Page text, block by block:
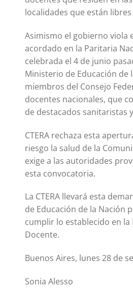
localidades que están
Asimismo el gobierno viola
acordado en la Paritaria
celebrada el 4 de junio
Ministerio de Educación de
miembros del Consejo
docentes nacionales, que
de destacados sanitaristas
CTERA rechaza esta
riesgo la salud de la
exige a las autoridades
esta convocatoria.
La CTERA llevará esta
de Educación de la Nación
cumplir lo establecido en la
Docente.
Buenos Aires, lunes 28 de
Sonia Alesso